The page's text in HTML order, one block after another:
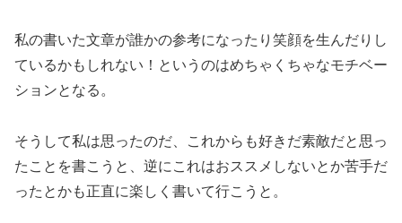
私の書いた文章が誰かの参考になったり笑顔を生んだりし
ているかもしれない！というのはめちゃくちゃなモチベー
ションとなる。
そうして私は思ったのだ、これからも好きだ素敵だと思っ
たことを書こうと、逆にこれはおススメしないとか苦手だ
ったとかも正直に楽しく書いて行こうと。